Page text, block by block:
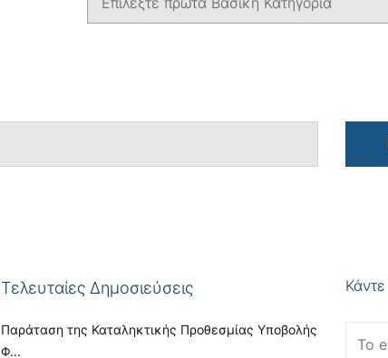
Τελευταίες Δημοσιεύσεις
Παράταση της Καταληκτικής Προθεσμίας Υποβολής
Φ...